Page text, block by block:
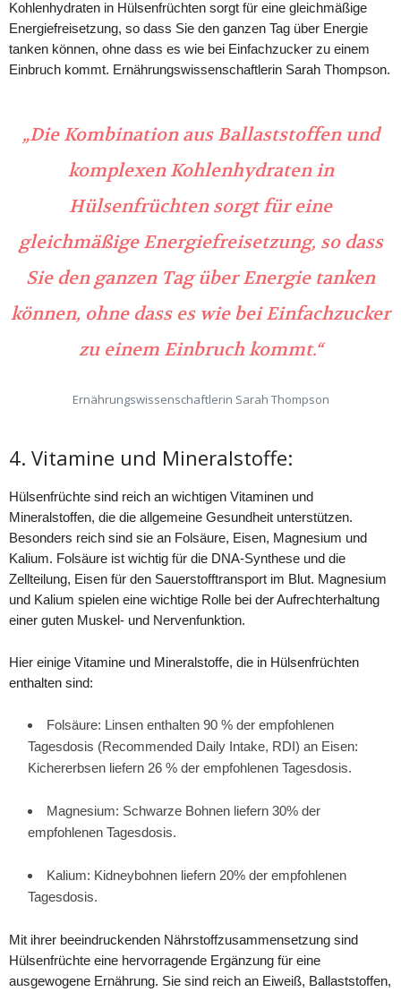
Kohlenhydraten in Hülsenfrüchten sorgt für eine gleichmäßige
Energiefreisetzung, so dass Sie den ganzen Tag über Energie
tanken können, ohne dass es wie bei Einfachzucker zu einem
Einbruch kommt. Ernährungswissenschaftlerin Sarah Thompson.
„Die Kombination aus Ballaststoffen und
komplexen Kohlenhydraten in
Hülsenfrüchten sorgt für eine
gleichmäßige Energiefreisetzung, so dass
Sie den ganzen Tag über Energie tanken
können, ohne dass es wie bei Einfachzucker
zu einem Einbruch kommt.“
Ernährungswissenschaftlerin Sarah Thompson
4. Vitamine und Mineralstoffe:
Hülsenfrüchte sind reich an wichtigen Vitaminen und
Mineralstoffen, die die allgemeine Gesundheit unterstützen.
Besonders reich sind sie an Folsäure, Eisen, Magnesium und
Kalium. Folsäure ist wichtig für die DNA-Synthese und die
Zellteilung, Eisen für den Sauerstofftransport im Blut. Magnesium
und Kalium spielen eine wichtige Rolle bei der Aufrechterhaltung
einer guten Muskel- und Nervenfunktion.
Hier einige Vitamine und Mineralstoffe, die in Hülsenfrüchten
enthalten sind:
Folsäure: Linsen enthalten 90 % der empfohlenen
Tagesdosis (Recommended Daily Intake, RDI) an Eisen:
Kichererbsen liefern 26 % der empfohlenen Tagesdosis.
Magnesium: Schwarze Bohnen liefern 30% der
empfohlenen Tagesdosis.
Kalium: Kidneybohnen liefern 20% der empfohlenen
Tagesdosis.
Mit ihrer beeindruckenden Nährstoffzusammensetzung sind
Hülsenfrüchte eine hervorragende Ergänzung für eine
ausgewogene Ernährung. Sie sind reich an Eiweiß, Ballaststoffen,